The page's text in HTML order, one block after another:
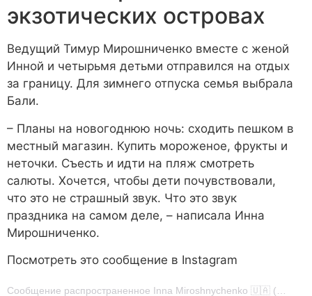
экзотических островах
Ведущий Тимур Мирошниченко вместе с женой
Инной и четырьмя детьми отправился на отдых
за границу. Для зимнего отпуска семья выбрала
Бали.
– Планы на новогоднюю ночь: сходить пешком в
местный магазин. Купить мороженое, фрукты и
неточки. Съесть и идти на пляж смотреть
салюты. Хочется, чтобы дети почувствовали,
что это не страшный звук. Что это звук
праздника на самом деле, – написала Инна
Мирошниченко.
Посмотреть это сообщение в Instagram